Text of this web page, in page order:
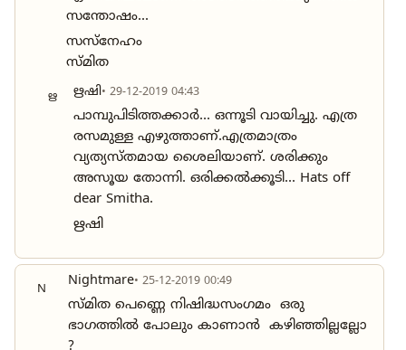
സന്തോഷം...
സസ്നേഹം
സ്മിത
ഋ ഋഷി• 29-12-2019 04:43
പാമ്പുപിടിത്തക്കാർ... ഒന്നൂടി വായിച്ചു. എത്ര
രസമുള്ള എഴുത്താണ്‌.എത്രമാത്രം
വ്യത്യസ്തമായ ശൈലിയാണ്‌. ശരിക്കും
അസൂയ തോന്നി. ഒരിക്കൽക്കൂടി... Hats off
dear Smitha.
ഋഷി
N Nightmare• 25-12-2019 00:49
സ്മിത പെണ്ണെ നിഷിദ്ധസംഗമം ഒരു
ഭാഗത്തിൽ പോലും കാണാൻ കഴിഞ്ഞില്ലല്ലോ